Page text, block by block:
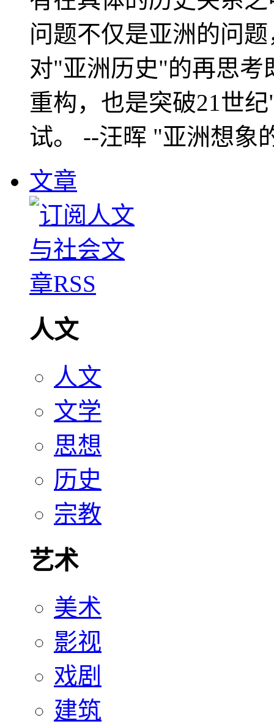
问题不仅是亚洲的问
对"亚洲历史"的再思考
重构，也是突破21世
试。 --汪晖 "亚洲想象
文章
人文
人文
文学
思想
历史
宗教
艺术
美术
影视
戏剧
建筑